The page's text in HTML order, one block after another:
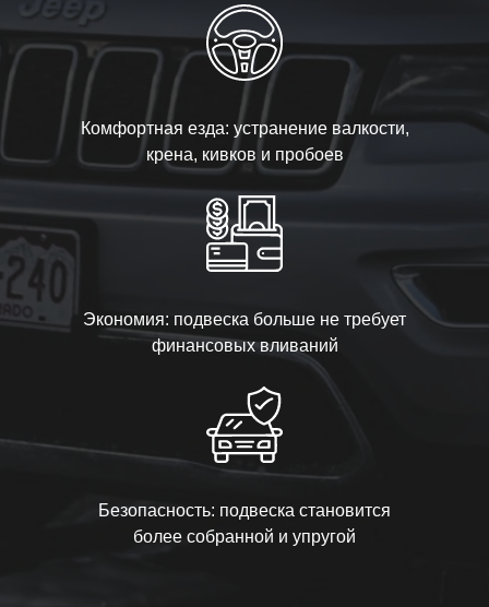
Комфортная езда: устранение валкости,
крена, кивков и пробоев
Экономия: подвеска больше не требует
финансовых вливаний
Безопасность: подвеска становится
более собранной и упругой